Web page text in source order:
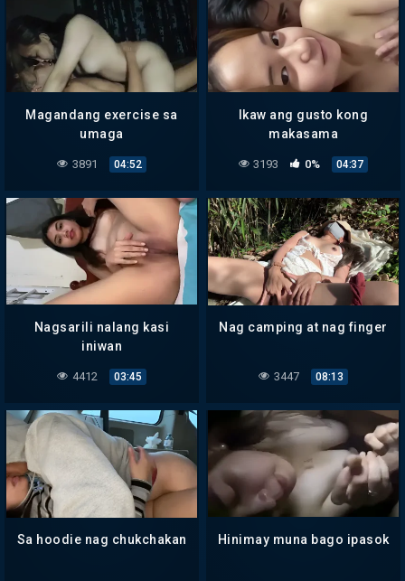
Magandang exercise sa
umaga
3891 04:52
Ikaw ang gusto kong
makasama
3193 0% 04:37
Nagsarili nalang kasi
iniwan
4412 03:45
Nag camping at nag finger
3447 08:13
Sa hoodie nag chukchakan Hinimay muna bago ipasok